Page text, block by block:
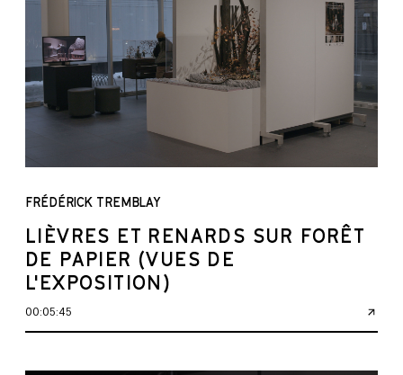
FRÉDÉRICK TREMBLAY
LIÈVRES ET RENARDS SUR FORÊT
DE PAPIER (VUES DE
L'EXPOSITION)
00:05:45